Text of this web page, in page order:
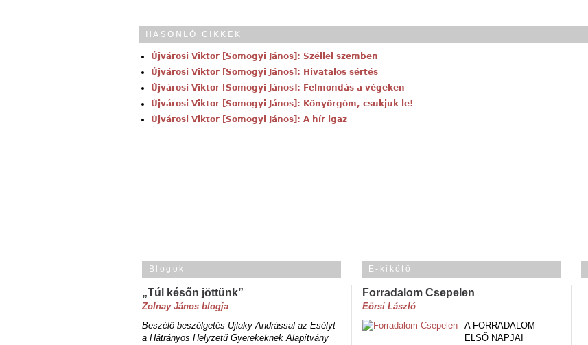
HASONLÓ CIKKEK
Újvárosi Viktor [Somogyi János]: Széllel szemben
Újvárosi Viktor [Somogyi János]: Hivatalos sértés
Újvárosi Viktor [Somogyi János]: Felmondás a végeken
Újvárosi Viktor [Somogyi János]: Könyörgöm, csukjuk le!
Újvárosi Viktor [Somogyi János]: A hír igaz
Blogok
„Túl későn jöttünk”
Zolnay János blogja
Beszélő-beszélgetés Ujlaky Andrással az Esélyt
a Hátrányos Helyzetű Gyerekeknek Alapítvány
E-kikötő
Forradalom Csepelen
Eörsi László
A FORRADALOM
ELSŐ NAPJAI